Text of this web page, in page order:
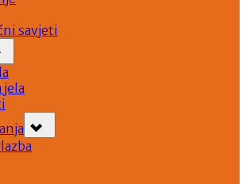
savjeti
jela
sub-
menu